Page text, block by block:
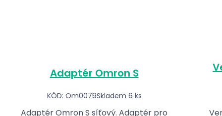
Adaptér Omron S
KÓD: Om0079Skladem 6 ks
Adaptér Omron S síťový. ​Adaptér pro